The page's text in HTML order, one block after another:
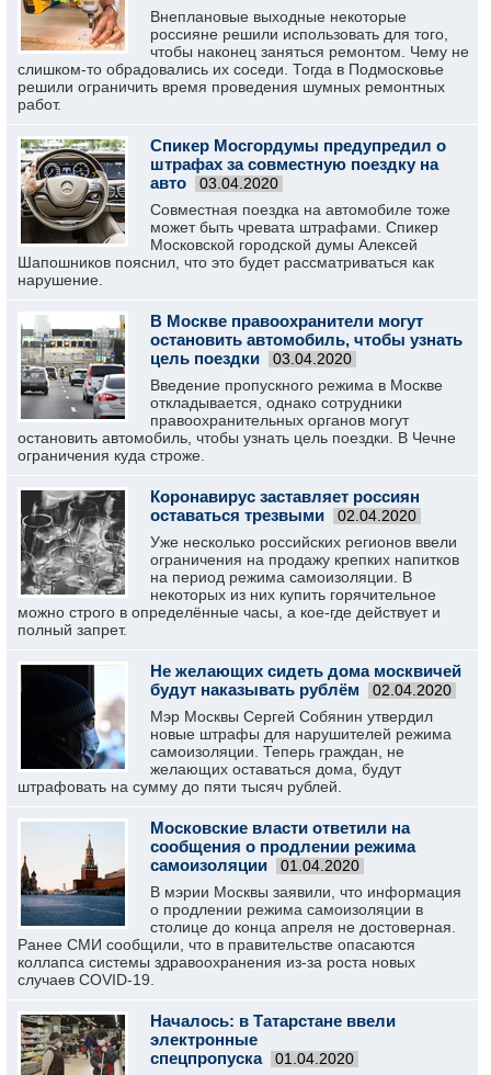
Внеплановые выходные некоторые
россияне решили использовать для того,
чтобы наконец заняться ремонтом. Чему не
слишком-то обрадовались их соседи. Тогда в Подмосковье
решили ограничить время проведения шумных ремонтных
работ.
Спикер Мосгордумы предупредил о
штрафах за совместную поездку на
авто
03.04.2020
Совместная поездка на автомобиле тоже
может быть чревата штрафами. Спикер
Московской городской думы Алексей
Шапошников пояснил, что это будет рассматриваться как
нарушение.
В Москве правоохранители могут
остановить автомобиль, чтобы узнать
цель поездки
03.04.2020
Введение пропускного режима в Москве
откладывается, однако сотрудники
правоохранительных органов могут
остановить автомобиль, чтобы узнать цель поездки. В Чечне
ограничения куда строже.
Коронавирус заставляет россиян
оставаться трезвыми
02.04.2020
Уже несколько российских регионов ввели
ограничения на продажу крепких напитков
на период режима самоизоляции. В
некоторых из них купить горячительное
можно строго в определённые часы, а кое-где действует и
полный запрет.
Не желающих сидеть дома москвичей
будут наказывать рублём
02.04.2020
Мэр Москвы Сергей Собянин утвердил
новые штрафы для нарушителей режима
самоизоляции. Теперь граждан, не
желающих оставаться дома, будут
штрафовать на сумму до пяти тысяч рублей.
Московские власти ответили на
сообщения о продлении режима
самоизоляции
01.04.2020
В мэрии Москвы заявили, что информация
о продлении режима самоизоляции в
столице до конца апреля не достоверная.
Ранее СМИ сообщили, что в правительстве опасаются
коллапса системы здравоохранения из-за роста новых
случаев COVID-19.
Началось: в Татарстане ввели
электронные
спецпропуска
01.04.2020